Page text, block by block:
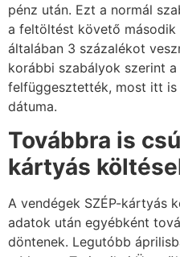
pénz után. Ezt a normál
a feltöltést követő második
általában 3 százalékot
korábbi szabályok szerint
felfüggesztették, most itt is
dátuma.
Továbbra is
kártyás
A vendégek SZÉP-kártyás
adatok után egyébként
döntenek. Legutóbb